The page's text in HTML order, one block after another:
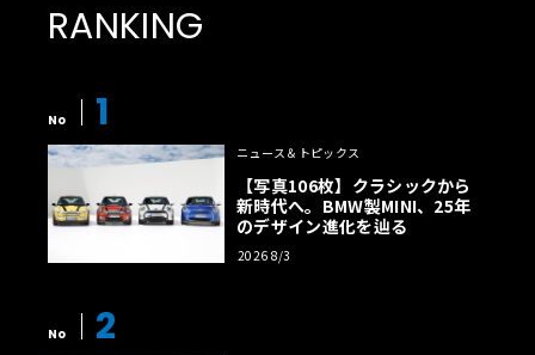
RANKING
No 1
ニュース＆トピックス
【写真106枚】クラシックから
新時代へ。BMW製MINI、25年
のデザイン進化を辿る
2026 8/3
No 2